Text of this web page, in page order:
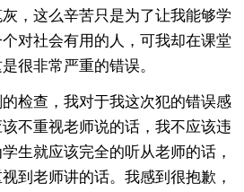
，这么辛苦只是为了让我能够学
对社会有用的人，可我却在课堂
很非常严重的错误。
检查，我对于我这次犯的错误感
不重视老师说的话，我不应该违
生就应该完全的听从老师的话，
到老师讲的话。我感到很抱歉，